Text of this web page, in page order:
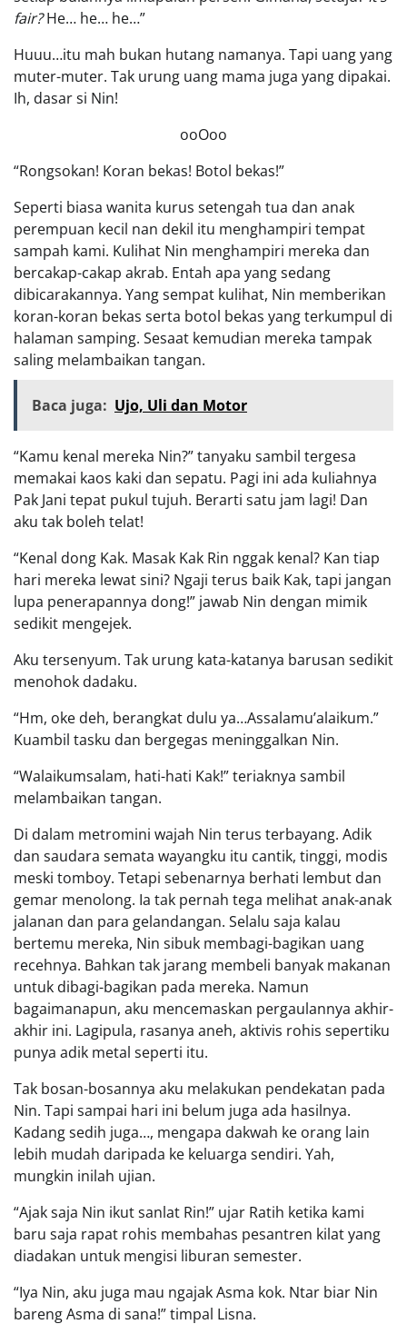
fair?He… he… he…”
Huuu…itu mah bukan hutang namanya. Tapi uang yang
muter-muter. Tak urung uang mama juga yang dipakai.
Ih, dasar si Nin!
ooOoo
“Rongsokan! Koran bekas! Botol bekas!”
Seperti biasa wanita kurus setengah tua dan anak
perempuan kecil nan dekil itu menghampiri tempat
sampah kami. Kulihat Nin menghampiri mereka dan
bercakap-cakap akrab. Entah apa yang sedang
dibicarakannya. Yang sempat kulihat, Nin memberikan
koran-koran bekas serta botol bekas yang terkumpul di
halaman samping. Sesaat kemudian mereka tampak
saling melambaikan tangan.
Baca juga: Ujo, Uli dan Motor
“Kamu kenal mereka Nin?” tanyaku sambil tergesa
memakai kaos kaki dan sepatu. Pagi ini ada kuliahnya
Pak Jani tepat pukul tujuh. Berarti satu jam lagi! Dan
aku tak boleh telat!
“Kenal dong Kak. Masak Kak Rin nggak kenal? Kan tiap
hari mereka lewat sini? Ngaji terus baik Kak, tapi jangan
lupa penerapannya dong!” jawab Nin dengan mimik
sedikit mengejek.
Aku tersenyum. Tak urung kata-katanya barusan sedikit
menohok dadaku.
“Hm, oke deh, berangkat dulu ya…Assalamu’alaikum.”
Kuambil tasku dan bergegas meninggalkan Nin.
“Walaikumsalam, hati-hati Kak!” teriaknya sambil
melambaikan tangan.
Di dalam metromini wajah Nin terus terbayang. Adik
dan saudara semata wayangku itu cantik, tinggi, modis
meski tomboy. Tetapi sebenarnya berhati lembut dan
gemar menolong. Ia tak pernah tega melihat anak-anak
jalanan dan para gelandangan. Selalu saja kalau
bertemu mereka, Nin sibuk membagi-bagikan uang
recehnya. Bahkan tak jarang membeli banyak makanan
untuk dibagi-bagikan pada mereka. Namun
bagaimanapun, aku mencemaskan pergaulannya akhir-
akhir ini. Lagipula, rasanya aneh, aktivis rohis sepertiku
punya adik metal seperti itu.
Tak bosan-bosannya aku melakukan pendekatan pada
Nin. Tapi sampai hari ini belum juga ada hasilnya.
Kadang sedih juga…, mengapa dakwah ke orang lain
lebih mudah daripada ke keluarga sendiri. Yah,
mungkin inilah ujian.
“Ajak saja Nin ikut sanlat Rin!” ujar Ratih ketika kami
baru saja rapat rohis membahas pesantren kilat yang
diadakan untuk mengisi liburan semester.
“Iya Nin, aku juga mau ngajak Asma kok. Ntar biar Nin
bareng Asma di sana!” timpal Lisna.